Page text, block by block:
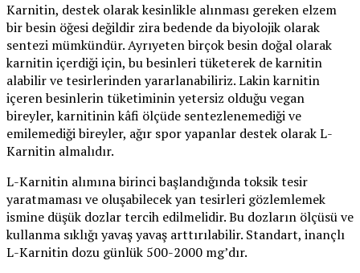
Karnitin, destek olarak kesinlikle alınması gereken elzem
bir besin öğesi değildir zira bedende da biyolojik olarak
sentezi mümkündür. Ayrıyeten birçok besin doğal olarak
karnitin içerdiği için, bu besinleri tüketerek de karnitin
alabilir ve tesirlerinden yararlanabiliriz. Lakin karnitin
içeren besinlerin tüketiminin yetersiz olduğu vegan
bireyler, karnitinin kâfi ölçüde sentezlenemediği ve
emilemediği bireyler, ağır spor yapanlar destek olarak L-
Karnitin almalıdır.
L-Karnitin alımına birinci başlandığında toksik tesir
yaratmaması ve oluşabilecek yan tesirleri gözlemlemek
ismine düşük dozlar tercih edilmelidir. Bu dozların ölçüsü ve
kullanma sıklığı yavaş yavaş arttırılabilir. Standart, inançlı
L-Karnitin dozu günlük 500-2000 mg’dır.